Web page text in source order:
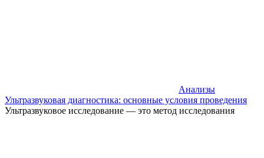
Анализы
Ультразвуковая диагностика: основные условия проведения
Ультразвуковое исследование — это метод исследования